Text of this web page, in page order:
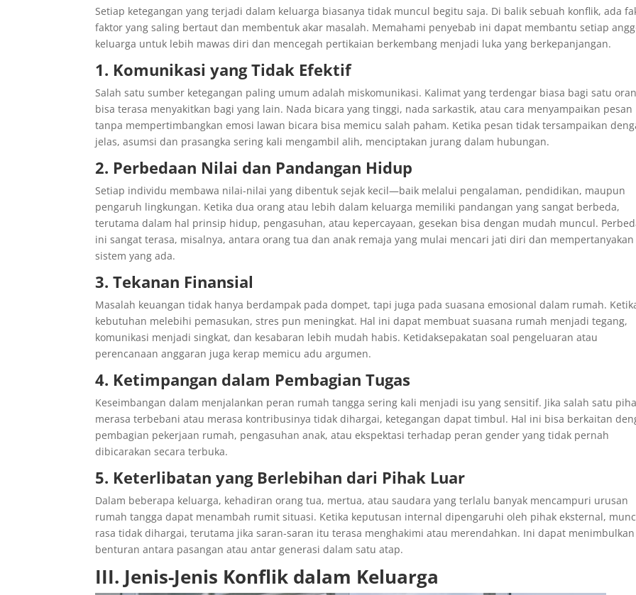
Setiap ketegangan yang terjadi dalam keluarga biasanya tidak muncul begitu saja. Di balik sebuah konflik, ada
faktor yang saling bertaut dan membentuk akar masalah. Memahami penyebab ini dapat membantu setiap
keluarga untuk lebih mawas diri dan mencegah pertikaian berkembang menjadi luka yang berkepanjangan.
1. Komunikasi yang Tidak Efektif
Salah satu sumber ketegangan paling umum adalah miskomunikasi. Kalimat yang terdengar biasa bagi satu
bisa terasa menyakitkan bagi yang lain. Nada bicara yang tinggi, nada sarkastik, atau cara menyampaikan pesan
tanpa mempertimbangkan emosi lawan bicara bisa memicu salah paham. Ketika pesan tidak tersampaikan
jelas, asumsi dan prasangka sering kali mengambil alih, menciptakan jurang dalam hubungan.
2. Perbedaan Nilai dan Pandangan Hidup
Setiap individu membawa nilai-nilai yang dibentuk sejak kecil—baik melalui pengalaman, pendidikan, maupun
pengaruh lingkungan. Ketika dua orang atau lebih dalam keluarga memiliki pandangan yang sangat berbeda,
terutama dalam hal prinsip hidup, pengasuhan, atau kepercayaan, gesekan bisa dengan mudah muncul.
ini sangat terasa, misalnya, antara orang tua dan anak remaja yang mulai mencari jati diri dan mempertanyakan
sistem yang ada.
3. Tekanan Finansial
Masalah keuangan tidak hanya berdampak pada dompet, tapi juga pada suasana emosional dalam rumah.
kebutuhan melebihi pemasukan, stres pun meningkat. Hal ini dapat membuat suasana rumah menjadi tegang,
komunikasi menjadi singkat, dan kesabaran lebih mudah habis. Ketidaksepakatan soal pengeluaran atau
perencanaan anggaran juga kerap memicu adu argumen.
4. Ketimpangan dalam Pembagian Tugas
Keseimbangan dalam menjalankan peran rumah tangga sering kali menjadi isu yang sensitif. Jika salah satu
merasa terbebani atau merasa kontribusinya tidak dihargai, ketegangan dapat timbul. Hal ini bisa berkaitan
pembagian pekerjaan rumah, pengasuhan anak, atau ekspektasi terhadap peran gender yang tidak pernah
dibicarakan secara terbuka.
5. Keterlibatan yang Berlebihan dari Pihak Luar
Dalam beberapa keluarga, kehadiran orang tua, mertua, atau saudara yang terlalu banyak mencampuri urusan
rumah tangga dapat menambah rumit situasi. Ketika keputusan internal dipengaruhi oleh pihak eksternal,
rasa tidak dihargai, terutama jika saran-saran itu terasa menghakimi atau merendahkan. Ini dapat menimbulkan
benturan antara pasangan atau antar generasi dalam satu atap.
III. Jenis-Jenis Konflik dalam Keluarga